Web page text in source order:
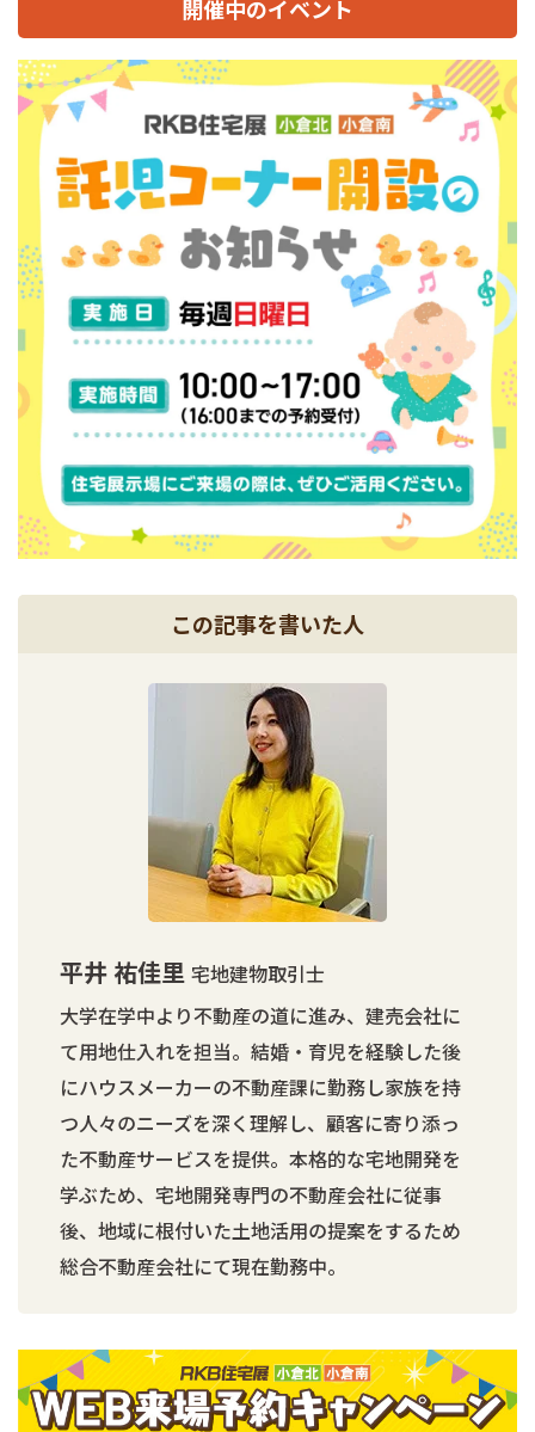
開催中のイベント
この記事を書いた人
平井 祐佳里 宅地建物取引士
大学在学中より不動産の道に進み、建売会社に
て用地仕入れを担当。結婚・育児を経験した後
にハウスメーカーの不動産課に勤務し家族を持
つ人々のニーズを深く理解し、顧客に寄り添っ
た不動産サービスを提供。本格的な宅地開発を
学ぶため、宅地開発専門の不動産会社に従事
後、地域に根付いた土地活用の提案をするため
総合不動産会社にて現在勤務中。